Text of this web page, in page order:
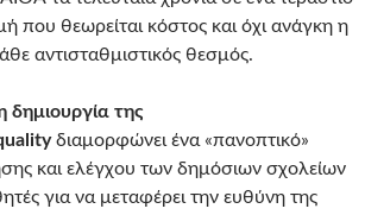
που θεωρείται κόστος και όχι ανάγκη η
αντισταθμιστικός θεσμός.
της
διαμορφώνει ένα «πανοπτικό»
και ελέγχου των δημόσιων σχολείων
για να μεταφέρει την ευθύνη της